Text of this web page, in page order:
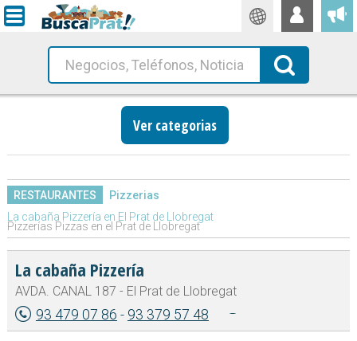
Traductor
Busca!
Ver categorias
RESTAURANTES
Pizzerias
La cabaña Pizzería en El Prat de Llobregat
Pizzerías Pizzas en el Prat de Llobregat
La cabaña Pizzería
AVDA. CANAL 187 - El Prat de Llobregat
93 479 07 86 - 93 379 57 48